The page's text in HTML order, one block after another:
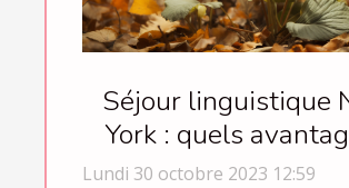
Séjour linguistique
York : quels
Lundi 30 octobre 2023 12:59